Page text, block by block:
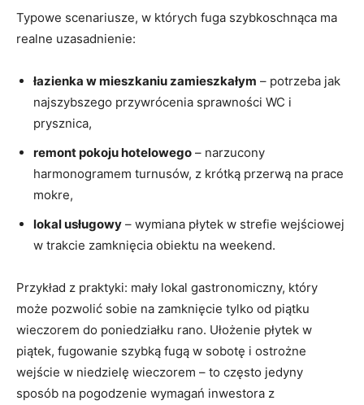
Typowe scenariusze, w których fuga szybkoschnąca ma
realne uzasadnienie:
łazienka w mieszkaniu zamieszkałym – potrzeba jak
najszybszego przywrócenia sprawności WC i
prysznica,
remont pokoju hotelowego – narzucony
harmonogramem turnusów, z krótką przerwą na prace
mokre,
lokal usługowy – wymiana płytek w strefie wejściowej
w trakcie zamknięcia obiektu na weekend.
Przykład z praktyki: mały lokal gastronomiczny, który
może pozwolić sobie na zamknięcie tylko od piątku
wieczorem do poniedziałku rano. Ułożenie płytek w
piątek, fugowanie szybką fugą w sobotę i ostrożne
wejście w niedzielę wieczorem – to często jedyny
sposób na pogodzenie wymagań inwestora z